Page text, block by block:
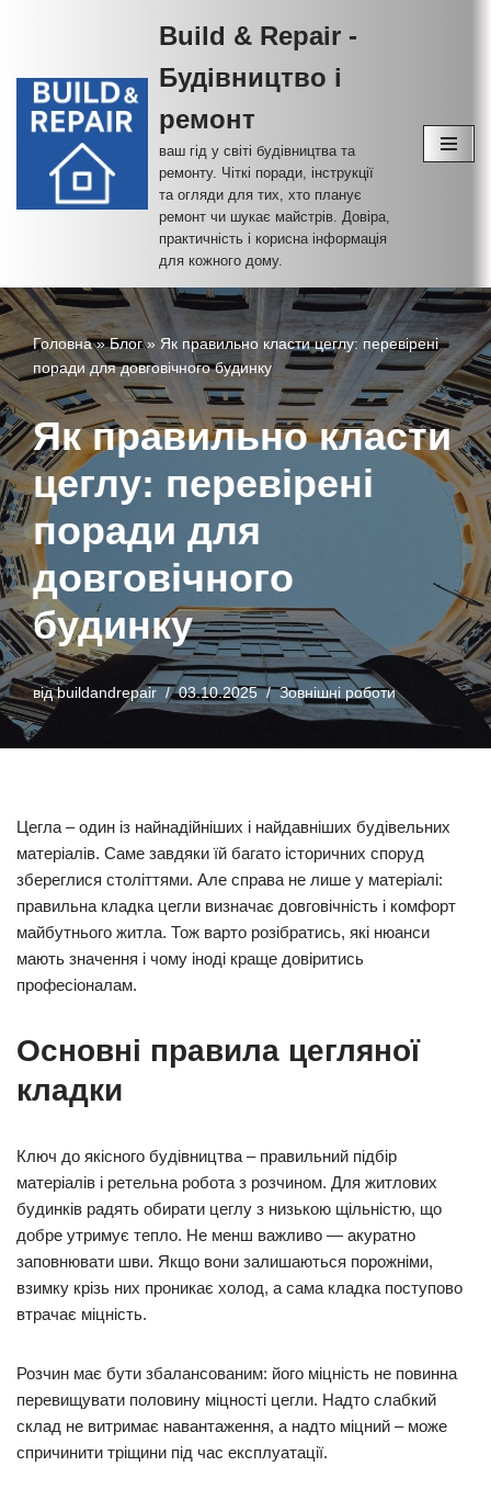
до
вмісту
Build & Repair -
Будівництво і
ремонт
ваш гід у світі будівництва та
ремонту. Чіткі поради, інструкції
та огляди для тих, хто планує
ремонт чи шукає майстрів. Довіра,
практичність і корисна інформація
для кожного дому.
Головна»Блог»Як правильно класти цеглу: перевірені
поради для довговічного будинку
Як правильно класти
цеглу: перевірені
поради для
довговічного
будинку
відbuildandrepair 03.10.2025 Зовнішні роботи
Цегла – один із найнадійніших і найдавніших будівельних
матеріалів. Саме завдяки їй багато історичних споруд
збереглися століттями. Але справа не лише у матеріалі:
правильна кладка цегли визначає довговічність і комфорт
майбутнього житла. Тож варто розібратись, які нюанси
мають значення і чому іноді краще довіритись
професіоналам.
Основні правила цегляної
кладки
Ключ до якісного будівництва – правильний підбір
матеріалів і ретельна робота з розчином. Для житлових
будинків радять обирати цеглу з низькою щільністю, що
добре утримує тепло. Не менш важливо — акуратно
заповнювати шви. Якщо вони залишаються порожніми,
взимку крізь них проникає холод, а сама кладка поступово
втрачає міцність.
Розчин має бути збалансованим: його міцність не повинна
перевищувати половину міцності цегли. Надто слабкий
склад не витримає навантаження, а надто міцний – може
спричинити тріщини під час експлуатації.